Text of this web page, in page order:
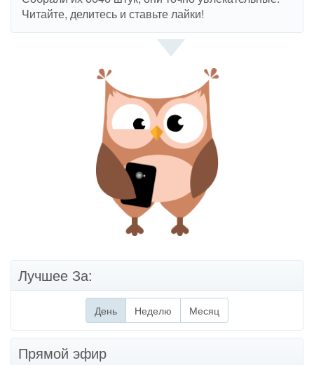
Читайте, делитесь и ставьте лайки!
Лучшее За:
День (активная вкладка)
Неделю Месяц
Прямой эфир